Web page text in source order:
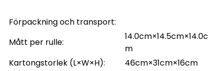
Förpackning och transport:
Mått per rulle:
14.0cm×14.5cm×14.0c
m
Kartongstorlek (L×W×H):
46cm×31cm×16cm